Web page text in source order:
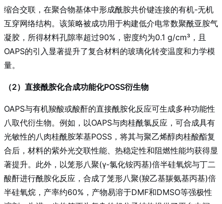
缩合交联，在聚合物基体中形成酰胺共价键连接的有机-无机
互穿网络结构。该策略被成功用于构建低介电常数聚酰亚胺气
凝胶，所得材料孔隙率超过90%，密度约为0.1 g/cm³ ，且
OAPS的引入显著提升了复合材料的玻璃化转变温度和力学模
量。
（2）直接酰胺化合成功能化POSS衍生物
OAPS与有机羧酸或酸酐的直接酰胺化反应可生成多种功能性
八取代衍生物。例如，以OAPS与肉桂酰氯反应，可合成具有
光敏性的八肉桂酰胺苯基POSS，将其与聚乙烯醇肉桂酸酯复
合后，材料的紫外光交联性能、热稳定性和阻燃性能均获得显
著提升。此外，以笼形八聚(γ-氯化铵丙基)倍半硅氧烷与丁二
酸酐进行酰胺化反应，合成了笼形八聚(羧乙基羰氨基丙基)倍
半硅氧烷，产率约60%，产物易溶于DMF和DMSO等强极性